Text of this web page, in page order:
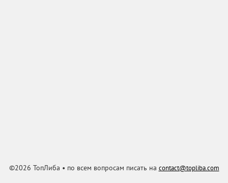
©2026 ТопЛиба • по всем вопросам писать на contact@topliba.com